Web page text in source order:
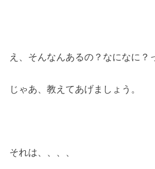
え、そんなんあるの？なになに？
じゃあ、教えてあげましょう。
それは、、、、